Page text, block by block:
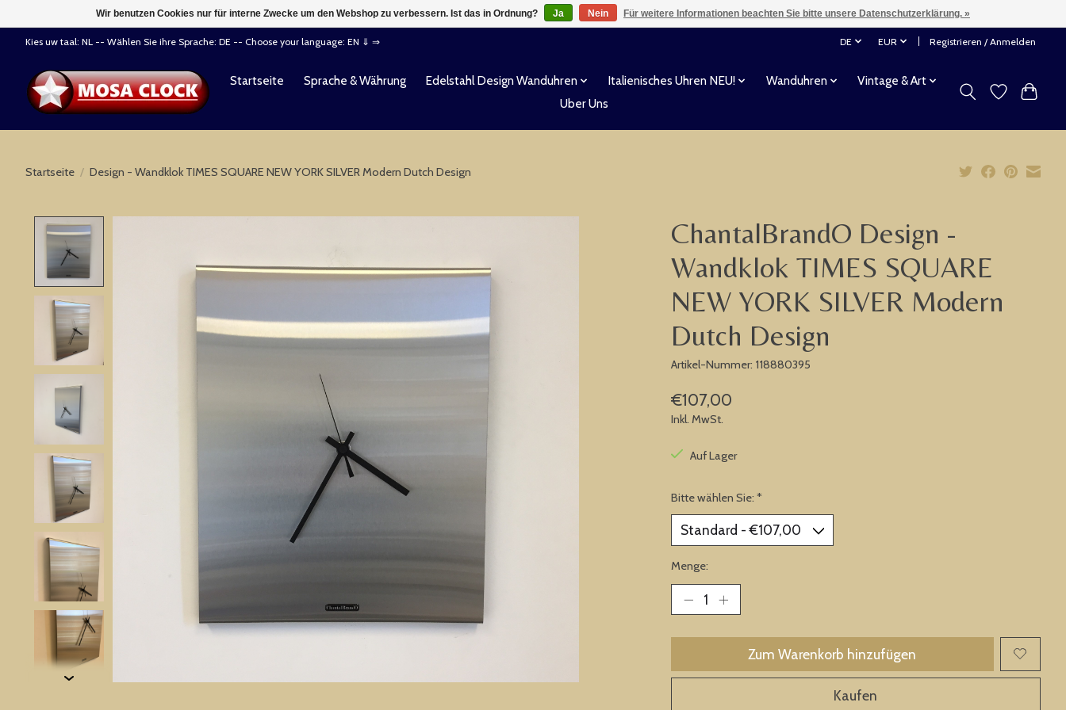
Kies uw taal: NL -- Wählen Sie ihre Sprache: DE -- Choose your language: EN ⇓ ⇒ DE EUR Registrieren / Anmelden
Startseite Sprache & Währung Edelstahl Design Wanduhren Italienisches Uhren NEU! Wanduhren
Vintage & Art
Uber Uns
Startseite / Design - Wandklok TIMES SQUARE NEW YORK SILVER Modern Dutch Design
ChantalBrandO Design -
Wandklok TIMES SQUARE
NEW YORK SILVER Modern
Dutch Design
Artikel-Nummer: 118880395
€107,00
Inkl. MwSt.
Auf Lager
Bitte wählen Sie: *
Menge:
Zum Warenkorb hinzufügen
Kaufen
Wir benutzen Cookies nur für interne Zwecke um den Webshop zu verbessern. Ist das in Ordnung? Ja Nein Für weitere Informationen beachten Sie bitte unsere Datenschutzerklärung. »